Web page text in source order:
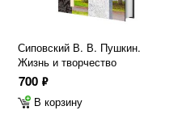
Сиповский В. В. Пушкин.
Жизнь и творчество
700 ф
В корзину